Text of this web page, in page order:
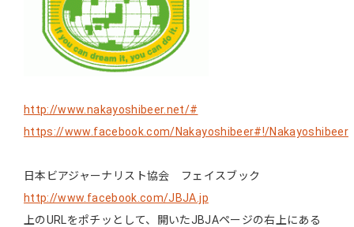
http://www.nakayoshibeer.net/#
https://www.facebook.com/Nakayoshibeer#!/Nakayoshibeer
日本ビアジャーナリスト協会 フェイスブック
http://www.facebook.com/JBJA.jp
上のURLをポチッとして、開いたJBJAページの右上にある